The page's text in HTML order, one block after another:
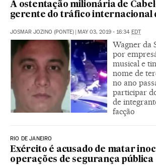
A ostentação milionária de
gerente do tráfico internacional
JOSMAR JOZINO (PONTE) MAY 03, 2019 - 16:34 EDT
Wagner da
por
musical e
nome de
no ano
participar
de
facção
RIO DE JANEIRO
Exército é acusado de matar
operações de segurança pública